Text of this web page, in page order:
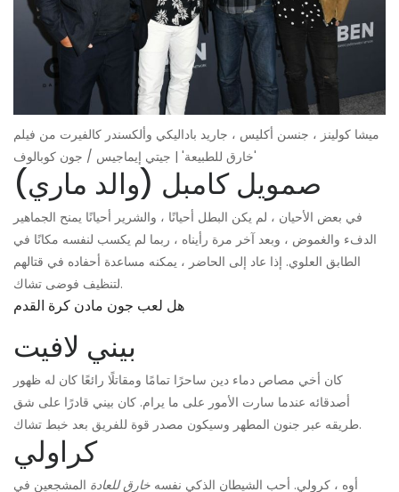
ميشا كولينز ، جنسن أكليس ، جاريد باداليكي وألكسندر كالفيرت من فيلم
'خارق للطبيعة' | جيتي إيماجيس / جون كوبالوف
صمويل كامبل (والد ماري)
في بعض الأحيان ، لم يكن البطل أحيانًا ، والشرير أحيانًا يمنح الجماهير
الدفء والغموض ، وبعد آخر مرة رأيناه ، ربما لم يكسب لنفسه مكانًا في
الطابق العلوي. إذا عاد إلى الحاضر ، يمكنه مساعدة أحفاده في قتالهم
لتنظيف فوضى تشاك.
هل لعب جون مادن كرة القدم
بيني لافيت
كان أخي مصاص دماء دين ساحرًا تمامًا ومقاتلًا رائعًا كان له ظهور
أصدقائه عندما سارت الأمور على ما يرام. كان بيني قادرًا على شق
طريقه عبر جنون المطهر وسيكون مصدر قوة للفريق بعد خبط تشاك.
كراولي
أوه ، كرولي. أحب الشيطان الذكي نفسه خارق للعادة المشجعين في